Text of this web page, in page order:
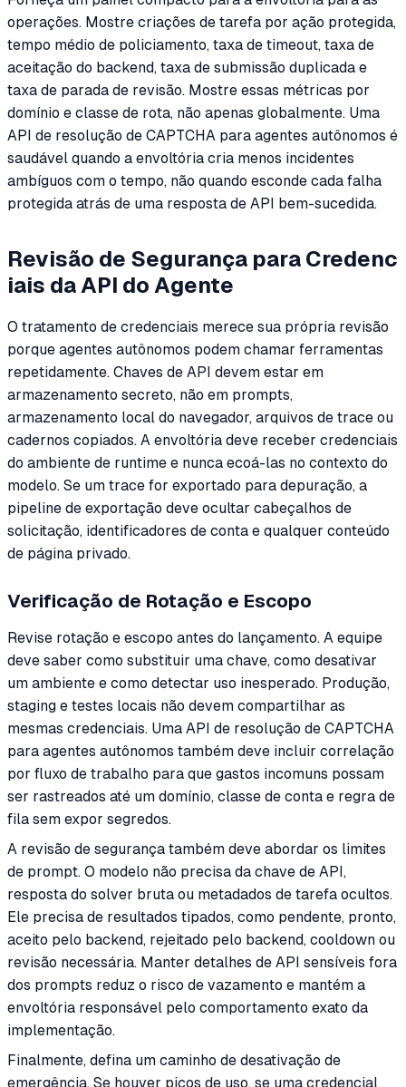
operações. Mostre criações de tarefa por ação protegida,
tempo médio de policiamento, taxa de timeout, taxa de
aceitação do backend, taxa de submissão duplicada e
taxa de parada de revisão. Mostre essas métricas por
domínio e classe de rota, não apenas globalmente. Uma
API de resolução de CAPTCHA para agentes autônomos é
saudável quando a envoltória cria menos incidentes
ambíguos com o tempo, não quando esconde cada falha
protegida atrás de uma resposta de API bem-sucedida.
Revisão de Segurança para Credenc
iais da API do Agente
O tratamento de credenciais merece sua própria revisão
porque agentes autônomos podem chamar ferramentas
repetidamente. Chaves de API devem estar em
armazenamento secreto, não em prompts,
armazenamento local do navegador, arquivos de trace ou
cadernos copiados. A envoltória deve receber credenciais
do ambiente de runtime e nunca ecoá-las no contexto do
modelo. Se um trace for exportado para depuração, a
pipeline de exportação deve ocultar cabeçalhos de
solicitação, identificadores de conta e qualquer conteúdo
de página privado.
Verificação de Rotação e Escopo
Revise rotação e escopo antes do lançamento. A equipe
deve saber como substituir uma chave, como desativar
um ambiente e como detectar uso inesperado. Produção,
staging e testes locais não devem compartilhar as
mesmas credenciais. Uma API de resolução de CAPTCHA
para agentes autônomos também deve incluir correlação
por fluxo de trabalho para que gastos incomuns possam
ser rastreados até um domínio, classe de conta e regra de
fila sem expor segredos.
A revisão de segurança também deve abordar os limites
de prompt. O modelo não precisa da chave de API,
resposta do solver bruta ou metadados de tarefa ocultos.
Ele precisa de resultados tipados, como pendente, pronto,
aceito pelo backend, rejeitado pelo backend, cooldown ou
revisão necessária. Manter detalhes de API sensíveis fora
dos prompts reduz o risco de vazamento e mantém a
envoltória responsável pelo comportamento exato da
implementação.
Finalmente, defina um caminho de desativação de
emergência. Se houver picos de uso, se uma credencial